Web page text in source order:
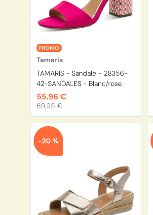
PROMO
Tamaris
TAMARIS - Sandale - 28356-
42-SANDALES - Blanc/rose
55,96 €
69,95 €
-20 %